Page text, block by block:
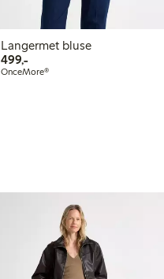
Langermet bluse
499,-499,00 kr
OnceMore®